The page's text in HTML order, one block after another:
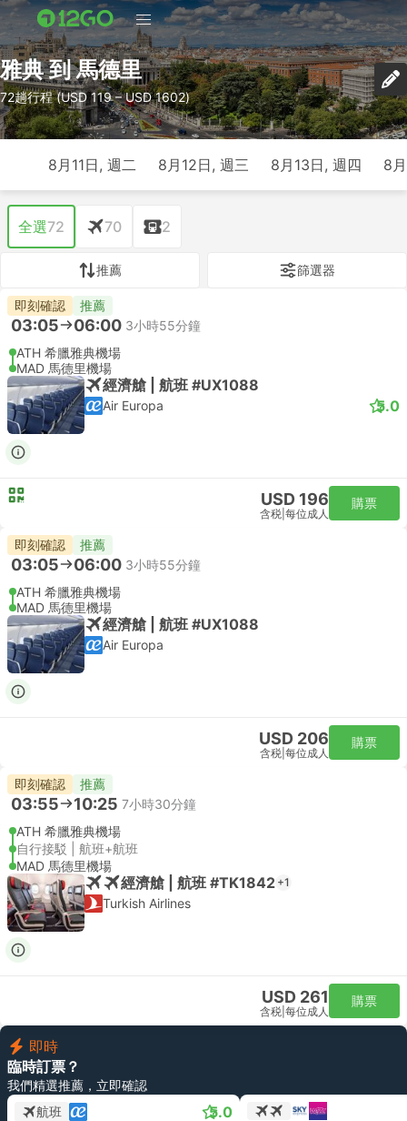
雅典 到 馬德里
72趟行程 (USD 119 – USD 1602)
8月11日, 週二 8月12日, 週三 8月13日, 週四 8
全選72 70 2
推薦 篩選器
即刻確認 推薦
03:05 06:00 3小時55分鐘
ATH 希臘雅典機場
MAD 馬德里機場
經濟艙 | 航班 #UX1088
Air Europa 5.0
USD 196
含税 每位成人
購票
即刻確認 推薦
03:05 06:00 3小時55分鐘
ATH 希臘雅典機場
MAD 馬德里機場
經濟艙 | 航班 #UX1088
Air Europa
USD 206
含税 每位成人
購票
即刻確認 推薦
03:55 10:25 7小時30分鐘
ATH 希臘雅典機場
自行接駁 | 航班+航班
MAD 馬德里機場
經濟艙 | 航班 #TK1842 +1
Turkish Airlines
USD 261
含税 每位成人
購票
即時
臨時訂票？
我們精選推薦，立即確認
航班
5.0